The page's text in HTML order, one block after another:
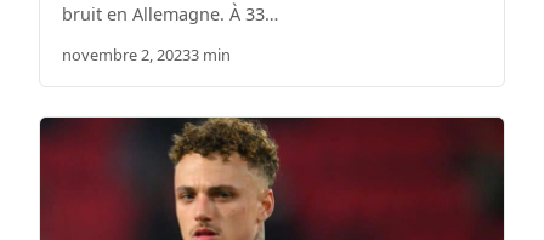
bruit en Allemagne. À 33…
novembre 2, 20233 min